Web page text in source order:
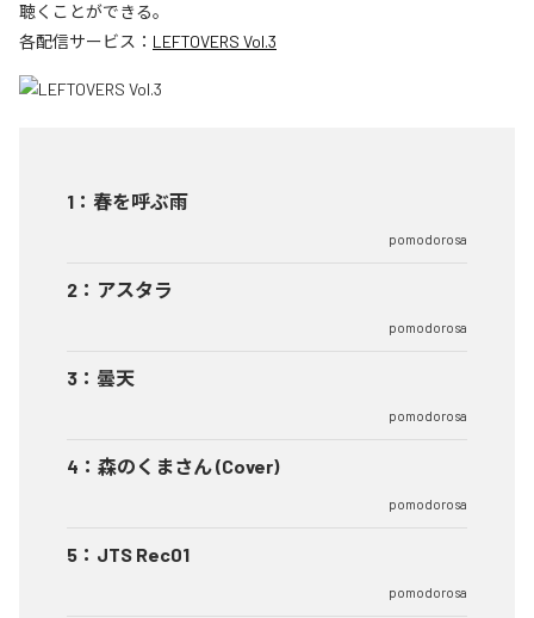
聴くことができる。
各配信サービス： LEFTOVERS Vol.3
1 ： 春を呼ぶ雨
pomodorosa
2 ： アスタラ
pomodorosa
3 ： 曇天
pomodorosa
4 ： 森のくまさん (Cover)
pomodorosa
5 ： JTS Rec01
pomodorosa